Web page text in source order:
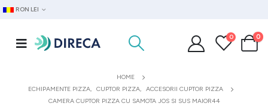
RON LEI
0 0
HOME
ECHIPAMENTE PIZZA, CUPTOR PIZZA,
ACCESORII CUPTOR PIZZA
CAMERA CUPTOR PIZZA CU SAMOTA JOS SI SUS MAIOR44